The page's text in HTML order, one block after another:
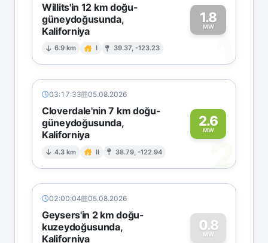
Willits'in 12 km doğu-
güneydoğusunda,
Kaliforniya
6.9 km I 39.37, -123.23
1.8
MW
1
03:17:33 05.08.2026
Cloverdale'nin 7 km doğu-
güneydoğusunda,
Kaliforniya
4.3 km II 38.79, -122.94
2.6
MW
2
02:00:04 05.08.2026
Geysers'in 2 km doğu-
kuzeydoğusunda,
Kaliforniya
0.8
MW